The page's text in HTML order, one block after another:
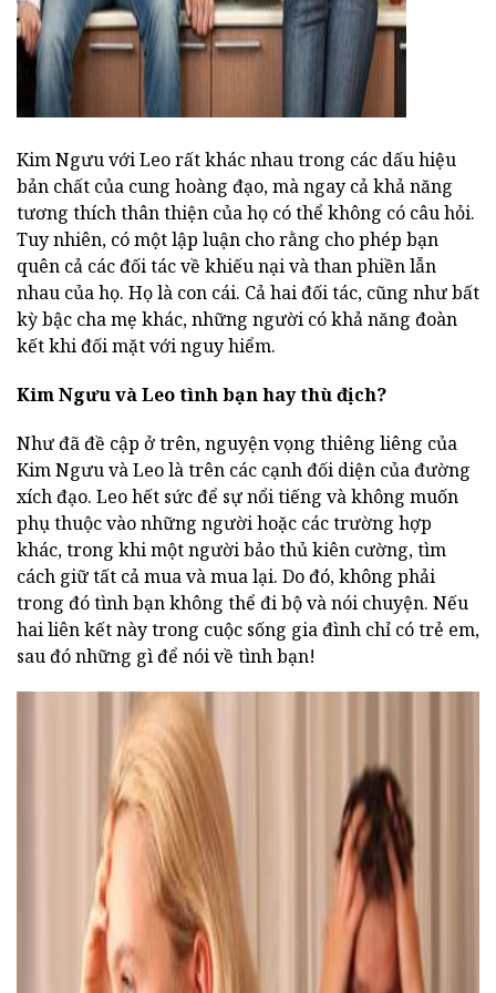
Kim Ngưu với Leo rất khác nhau trong các dấu hiệu
bản chất của cung hoàng đạo, mà ngay cả khả năng
tương thích thân thiện của họ có thể không có câu hỏi.
Tuy nhiên, có một lập luận cho rằng cho phép bạn
quên cả các đối tác về khiếu nại và than phiền lẫn
nhau của họ. Họ là con cái. Cả hai đối tác, cũng như bất
kỳ bậc cha mẹ khác, những người có khả năng đoàn
kết khi đối mặt với nguy hiểm.
Kim Ngưu và Leo tình bạn hay thù địch?
Như đã đề cập ở trên, nguyện vọng thiêng liêng của
Kim Ngưu và Leo là trên các cạnh đối diện của đường
xích đạo. Leo hết sức để sự nổi tiếng và không muốn
phụ thuộc vào những người hoặc các trường hợp
khác, trong khi một người bảo thủ kiên cường, tìm
cách giữ tất cả mua và mua lại. Do đó, không phải
trong đó tình bạn không thể đi bộ và nói chuyện. Nếu
hai liên kết này trong cuộc sống gia đình chỉ có trẻ em,
sau đó những gì để nói về tình bạn!